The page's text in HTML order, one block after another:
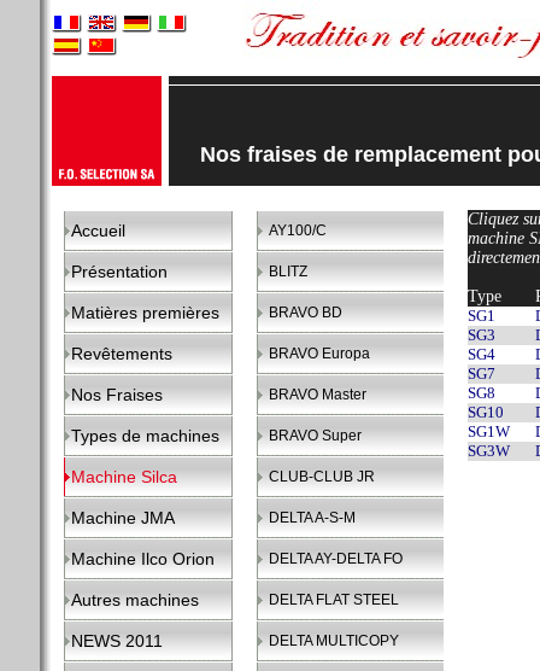
Nos fraises de remplacement
Accueil
Présentation
Matières premières
Revêtements
Nos Fraises
Types de machines
Machine Silca
Machine JMA
Machine Ilco Orion
Autres machines
NEWS 2011
AY100/C
BLITZ
BRAVO BD
BRAVO Europa
BRAVO Master
BRAVO Super
CLUB-CLUB JR
DELTA A-S-M
DELTA AY-DELTA FO
DELTA FLAT STEEL
DELTA MULTICOPY
Cliquez
machine
Type
SG1
SG3
SG4
SG7
SG8
SG10
SG1W
SG3W